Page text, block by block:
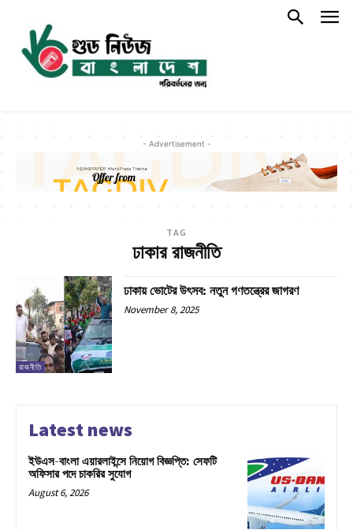
- Advertisement -
TAG
ঢাকার রাজনীতি
রাজনীতি
ঢাকায় ভোটের উৎসব: নতুন গণতন্ত্রের জাগরণ
November 8, 2025
Latest news
ইউএস-বাংলা এয়ারলাইন্সে নিয়োগ বিজ্ঞপ্তি: সেফটি
অফিসার পদে চাকরির সুযোগ
August 6, 2026